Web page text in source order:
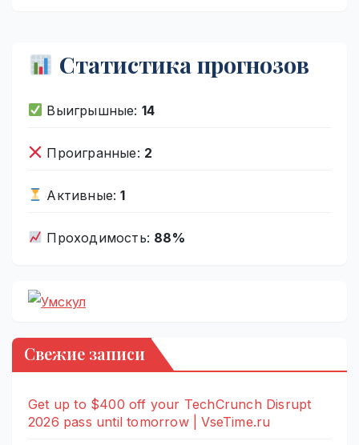
Статистика прогнозов
Выигрышные: 14
Проигранные: 2
Активные:1
Проходимость: 88%
Свежие записи
Get up to $400 off your TechCrunch Disrupt
2026 pass until tomorrow | VseTime.ru